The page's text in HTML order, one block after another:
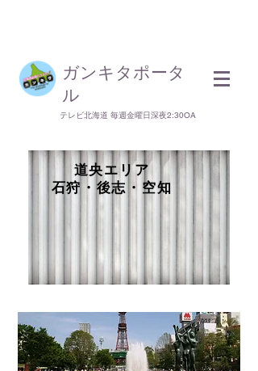
​ガンキタポータ
ル
テレビ北海道 毎週金曜日深夜2:30OA
道央エリア
石狩・後志・空知